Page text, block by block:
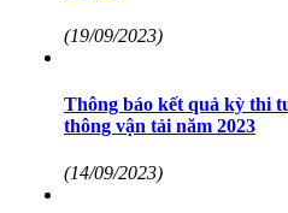
(19/09/2023)
Thông báo kết quả kỳ thi
thông vận tải năm 2023
(14/09/2023)